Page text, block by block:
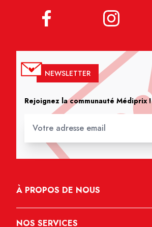
NEWSLETTER
Rejoignez la communauté Médiprix !
À PROPOS DE NOUS
NOS SERVICES